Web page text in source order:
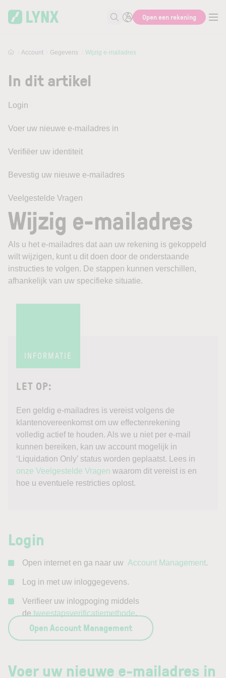
Zoek naar informatie
Open een rekening
Account Gegevens Wijzig e-mailadres
In dit artikel
Login
Voer uw nieuwe e-mailadres in
Verifiëer uw identiteit
Bevestig uw nieuwe e-mailadres
Veelgestelde Vragen
Wijzig e-mailadres
Als u het e-mailadres dat aan uw rekening is gekoppeld
wilt wijzigen, kunt u dit doen door de onderstaande
instructies te volgen. De stappen kunnen verschillen,
afhankelijk van uw specifieke situatie.
INFORMATIE
LET OP:
Een geldig e-mailadres is vereist volgens de
klantenovereenkomst om uw effectenrekening
volledig actief te houden. Als we u niet per e-mail
kunnen bereiken, kan uw account mogelijk in
‘Liquidation Only’ status worden geplaatst. Lees in
onze Veelgestelde Vragen waarom dit vereist is en
hoe u eventuele restricties oplost.
Login
Open internet en ga naar uw Account Management.
Log in met uw inloggegevens.
Verifieer uw inlogpoging middels
de tweestapsverificatiemethode.
Open Account Management
Voer uw nieuwe e-mailadres in